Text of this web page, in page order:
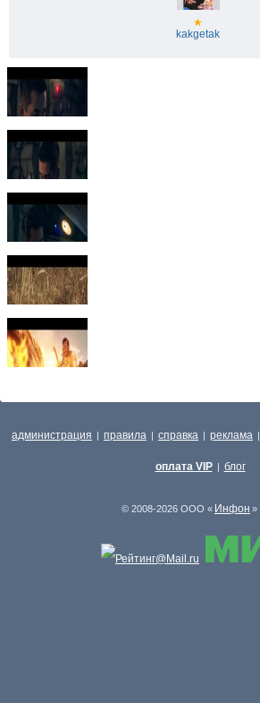
★
kakgetak
администрация | правила | справка | реклама |
оплата VIP | блог
© 2008-2026 ООО « Инфон »